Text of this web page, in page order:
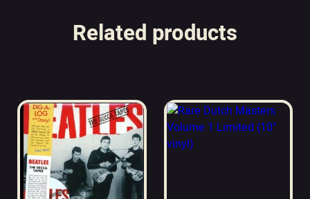
Related products